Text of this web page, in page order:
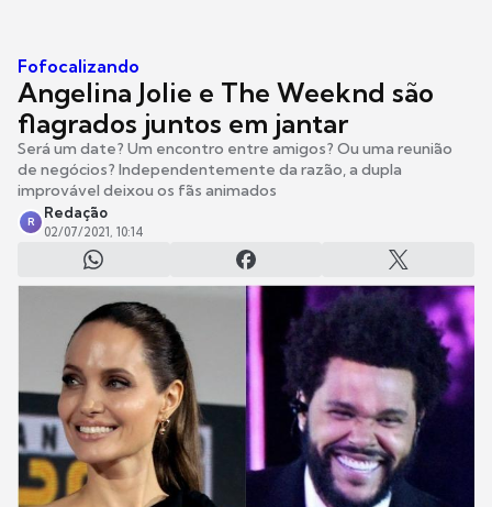
Fofocalizando
Angelina Jolie e The Weeknd são
flagrados juntos em jantar
Será um date? Um encontro entre amigos? Ou uma reunião
de negócios? Independentemente da razão, a dupla
improvável deixou os fãs animados
R
Redação
02/07/2021, 10:14